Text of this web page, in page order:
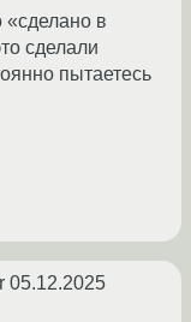
«сделано в
сделали
пытаетесь
05.12.2025